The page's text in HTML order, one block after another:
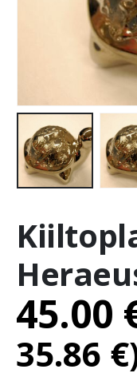
45.00
35.86 €